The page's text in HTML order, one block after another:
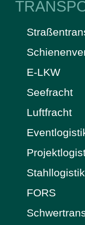
E-LKW
Seefracht
Luftfracht
Stahllogistik
FORS